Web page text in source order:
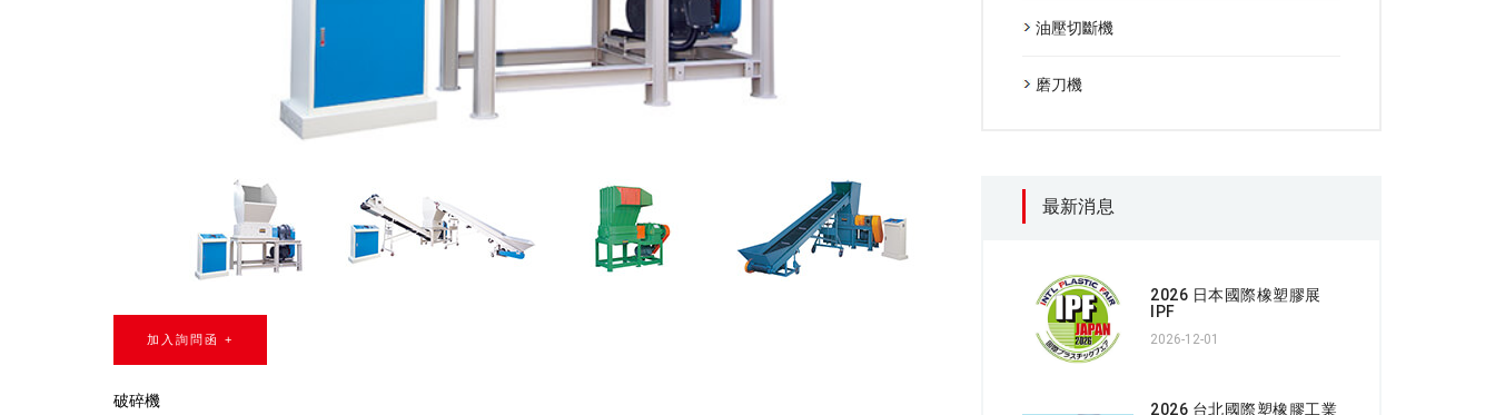
加入詢問函 +
破碎機
油壓切斷機
磨刀機
最新消息
2026 日本國際橡塑膠展
IPF
2026-12-01
2026 台北國際塑橡膠工業